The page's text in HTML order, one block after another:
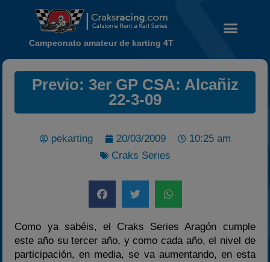
Noticias
Temporada 2026
2020-2021
2022
Campeonato amateur de karting 4T
Previo: 3er GP CSA: Alcañiz
22-3-09
pekarting 20/03/2009
10:25 am
Craks Series
Como ya sabéis, el Craks Series Aragón cumple
este año su tercer año, y como cada año, el nivel de
participación, en media, se va aumentando, en esta